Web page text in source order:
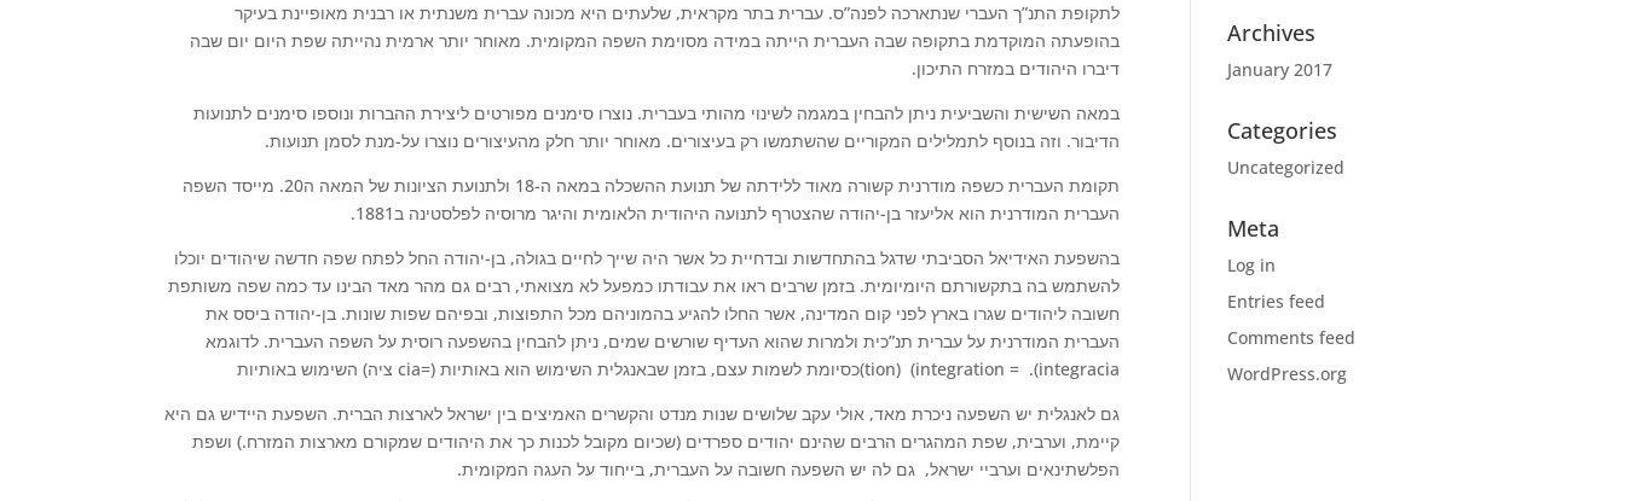
לתקופת התנ”ך העברי שנתארכה לפנה”ס. עברית בתר מקראית, שלעתים היא מכונה עברית משנתית או רבנית מאופיינת בעיקר
בהופעתה המוקדמת בתקופה שבה העברית הייתה במידה מסוימת השפה המקומית. מאוחר יותר ארמית נהייתה שפת היום יום שבה
דיברו היהודים במזרח התיכון.
במאה השישית והשביעית ניתן להבחין במגמה לשינוי מהותי בעברית. נוצרו סימנים מפורטים ליצירת ההברות ונוספו סימנים לתנועות
הדיבור. וזה בנוסף לתמלילים המקוריים שהשתמשו רק בעיצורים. מאוחר יותר חלק מהעיצורים נוצרו על-מנת לסמן תנועות.
תקומת העברית כשפה מודרנית קשורה מאוד ללידתה של תנועת ההשכלה במאה ה-18 ולתנועת הציונות של המאה ה20. מייסד השפה
העברית המודרנית הוא אליעזר בן-יהודה שהצטרף לתנועה היהודית הלאומית והיגר מרוסיה לפלסטינה ב1881.
בהשפעת האידיאל הסביבתי שדגל בהתחדשות ובדחיית כל אשר היה שייך לחיים בגולה, בן-יהודה החל לפתח שפה חדשה שיהודים יוכלו
להשתמש בה בתקשורתם היומיומית. בזמן שרבים ראו את עבודתו כמפעל לא מצואתי, רבים גם מהר מאד הבינו עד כמה שפה משותפת
חשובה ליהודים שגרו בארץ לפני קום המדינה, אשר החלו להגיע בהמוניהם מכל התפוצות, ובפיהם שפות שונות. בן-יהודה ביסס את
העברית המודרנית על עברית תנ”כית ולמרות שהוא העדיף שורשים שמים, ניתן להבחין בהשפעה רוסית על השפה העברית. לדוגמא
השימוש באותיות (ציה cia=) כסיומת לשמות עצם, בזמן שבאנגלית השימוש הוא באותיות(tion) (integration = .(integracia
גם לאנגלית יש השפעה ניכרת מאד, אולי עקב שלושים שנות מנדט והקשרים האמיצים בין ישראל לארצות הברית. השפעת היידיש גם היא
קיימת, וערבית, שפת המהגרים הרבים שהינם יהודים ספרדים (שכיום מקובל לכנות כך את היהודים שמקורם מארצות המזרח.) ושפת
הפלשתינאים וערביי ישראל, גם לה יש השפעה חשובה על העברית, בייחוד על העגה המקומית.
Archives
January 2017
Categories
Uncategorized
Meta
Log in
Entries feed
Comments feed
WordPress.org